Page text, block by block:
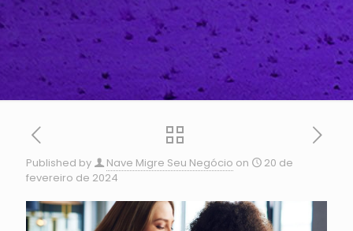
Published by Nave Migre Seu Negócio on
20 de
fevereiro de 2024